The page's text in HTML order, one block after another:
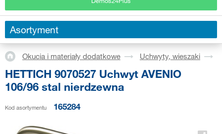
Asortyment
Okucia i materiały dodatkowe Uchwyty, wieszaki
HETTICH 9070527 Uchwyt AVENIO
106/96 stal nierdzewna
Kod asortymentu 165284